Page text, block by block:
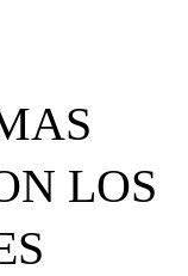
LOS